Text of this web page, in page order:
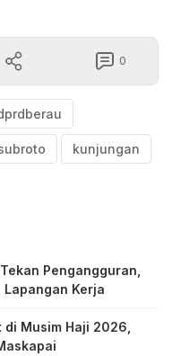
0
kunjungan
Pengangguran,
Kerja
Musim Haji 2026,